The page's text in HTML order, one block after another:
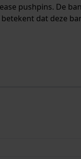
pushpins. De
dat deze